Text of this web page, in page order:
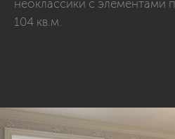
неоклассики с элементами
104 кв.м.